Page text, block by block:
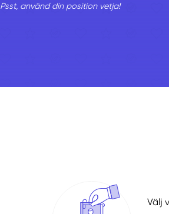
Psst, använd din position vetja!
Välj